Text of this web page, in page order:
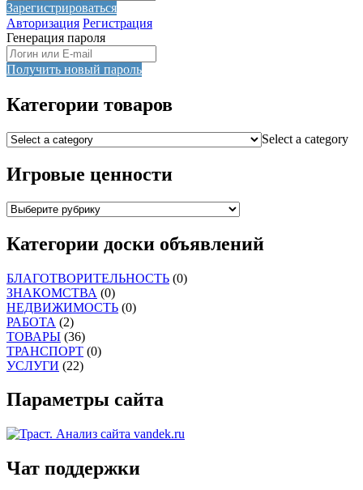
Зарегистрироваться
Авторизация Регистрация
Генерация пароля
Получить новый пароль
Категории товаров
Select a category
Игровые ценности
Категории доски объявлений
БЛАГОТВОРИТЕЛЬНОСТЬ (0)
ЗНАКОМСТВА (0)
НЕДВИЖИМОСТЬ (0)
РАБОТА (2)
ТОВАРЫ (36)
ТРАНСПОРТ (0)
УСЛУГИ (22)
Параметры сайта
Чат поддержки